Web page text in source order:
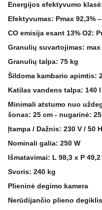
Energijos efektyvumo
Efektyvumas: Pmax 92,3%
CO emisija esant 13% O2:
Granulių suvartojimas:
Granulių talpa: 75 kg
Šildoma kambario apimtis:
Katilas vandens talpa: 140 l
Minimali atstumo nuo
šonas: 25 cm - nugarinė:
Įtampa / Dažnis: 230 V / 50
Nominali galia: 250 W
Išmatavimai: L 98,3 x P
Svoris: 240 kg
Plieninė degimo kamera
Nerūdijančio plieno degiklis